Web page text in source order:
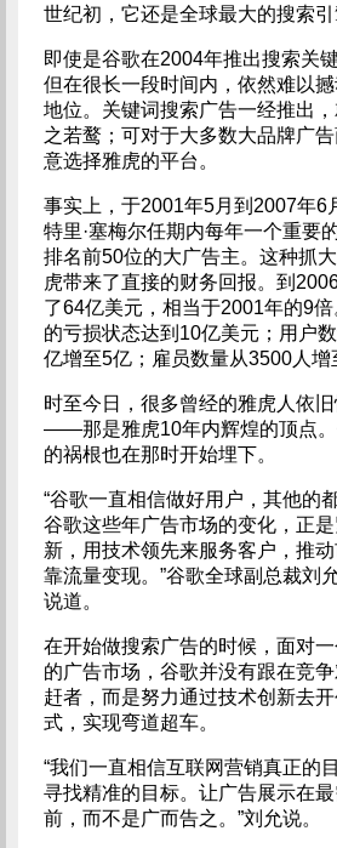
世纪初，它还是全球最大的搜索引
即使是谷歌在2004年推出搜索关
但在很长一段时间内，依然难以
地位。关键词搜索广告一经推出
之若鹜；可对于大多数大品牌广
意选择雅虎的平台。
事实上，于2001年5月到2007年6
特里·塞梅尔任期内每年一个重要
排名前50位的大广告主。这种抓
虎带来了直接的财务回报。到
了64亿美元，相当于2001年的9
的亏损状态达到10亿美元；用户
亿增至5亿；雇员数量从3500人增
时至今日，很多曾经的雅虎人依
——那是雅虎10年内辉煌的顶点。
的祸根也在那时开始埋下。
“谷歌一直相信做好用户，其他的
谷歌这些年广告市场的变化，正
新，用技术领先来服务客户，推
靠流量变现。”谷歌全球副总裁刘
说道。
在开始做搜索广告的时候，面对
的广告市场，谷歌并没有跟在竞
赶者，而是努力通过技术创新去
式，实现弯道超车。
“我们一直相信互联网营销真正的
寻找精准的目标。让广告展示在
前，而不是广而告之。”刘允说。